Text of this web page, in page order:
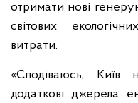
отримати нові
світових
витрати.
«Сподіваюсь, Київ
додаткові джерела